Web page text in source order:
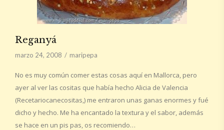
Reganyá
marzo 24, 2008 maripepa
No es muy común comer estas cosas aquí en Mallorca, pero
ayer al ver las cositas que había hecho Alicia de Valencia
(Recetariocanecositas,) me entraron unas ganas enormes y fué
dicho y hecho. Me ha encantado la textura y el sabor, además
se hace en un pis pas, os recomiendo…